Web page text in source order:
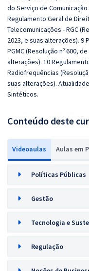
do Serviço de
Regulamento Geral de
Telecomunicações - RGC
2023, e suas alterações). 9
PGMC (Resolução nº 600,
alterações). 10
Radiofrequências
suas alterações).
Sintéticos.
Conteúdo deste
Videoaulas Aulas em
Políticas Públicas
Gestão
Tecnologia e
Regulação